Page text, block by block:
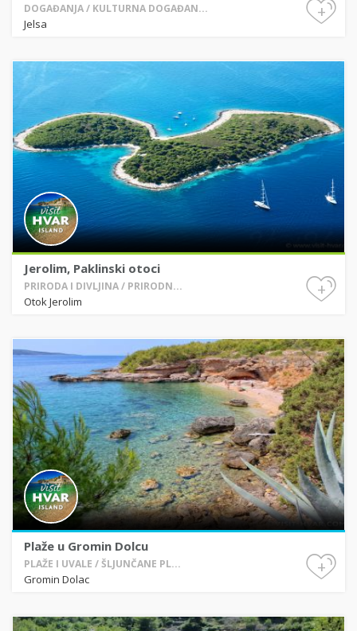
DOGAĐANJA / KULTURNA DOGAĐAN...
Jelsa
+
Jerolim, Paklinski otoci
PRIRODA I DIVLJINA / PRIRODN...
Otok Jerolim
+
Plaže u Gromin Dolcu
PLAŽE I UVALE / ŠLJUNČANE PL...
Gromin Dolac
+